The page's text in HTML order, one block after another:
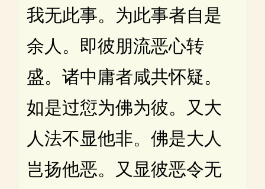
我无此事。为此事者自是
余人。即彼朋流恶心转
盛。诸中庸者咸共怀疑。
如是过愆为佛为彼。又大
人法不显他非。佛是大人
岂扬他恶。又显彼恶令无